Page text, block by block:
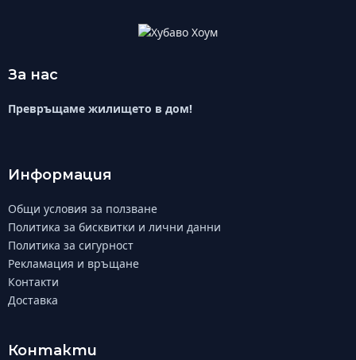
За нас
Превръщаме жилището в дом!
Информация
Общи условия за ползване
Политика за бисквитки и лични данни
Политика за сигурност
Рекламация и връщане
Контакти
Доставка
Контакти